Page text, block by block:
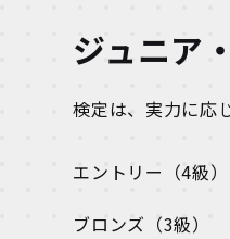
ジュニア
検定は、実力に応
エントリー（4級）
ブロンズ（3級）